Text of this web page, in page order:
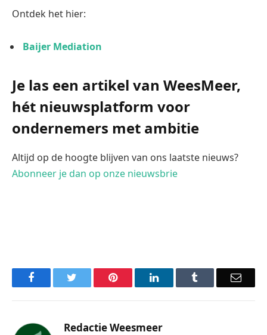
Ontdek het hier:
Baijer Mediation
Je las een artikel van WeesMeer,
hét nieuwsplatform voor
ondernemers met ambitie
Altijd op de hoogte blijven van ons laatste nieuws?
Abonneer je dan op onze nieuwsbrie
Facebook Pinterest LinkedIn Email
Redactie Weesmeer